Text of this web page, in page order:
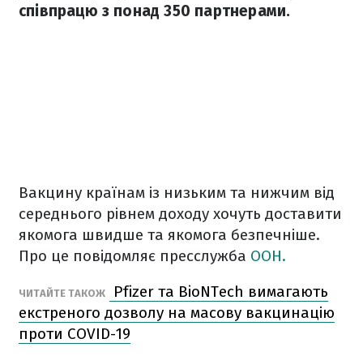
співпрацю з понад 350 партнерами.
Вакцину країнам із низьким та нижчим від
середнього рівнем доходу хочуть доставити
якомога швидше та якомога безпечніше.
Про це повідомляє пресслужба ООН.
ЧИТАЙТЕ ТАКОЖ
Pfizer та BioNTech вимагають
екстреного дозволу на масову вакцинацію
проти COVID-19